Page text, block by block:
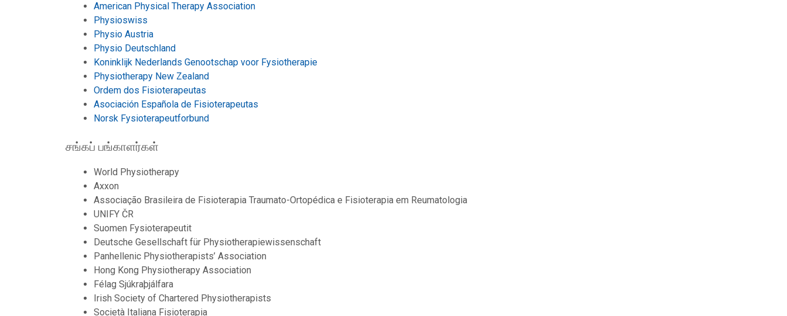
American Physical Therapy Association
Physioswiss
Physio Austria
Physio Deutschland
Koninklijk Nederlands Genootschap voor Fysiotherapie
Physiotherapy New Zealand
Ordem dos Fisioterapeutas
Asociación Española de Fisioterapeutas
Norsk Fysioterapeutforbund
சங்கப் பங்காளர்கள்
World Physiotherapy
Axxon
Associação Brasileira de Fisioterapia Traumato-Ortopédica e Fisioterapia em Reumatologia
UNIFY ČR
Suomen Fysioterapeutit
Deutsche Gesellschaft für Physiotherapiewissenschaft
Panhellenic Physiotherapists’ Association
Hong Kong Physiotherapy Association
Félag Sjúkraþjálfara
Irish Society of Chartered Physiotherapists
Società Italiana Fisioterapia